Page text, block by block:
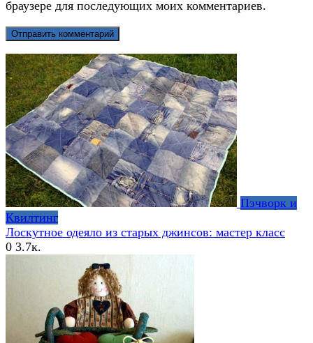
браузере для последующих моих комментариев.
Пэчворк и
Квилтинг
Лоскутное одеяло из старых джинсов: мастер класс
0 3.7к.